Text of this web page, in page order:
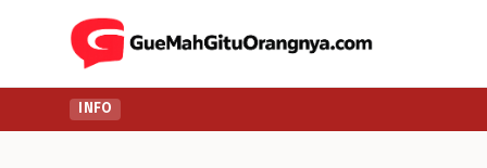
INFO